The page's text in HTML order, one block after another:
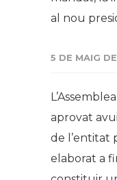
al nou
5 DE MAIG
aprovat
de l’entitat
elaborat a